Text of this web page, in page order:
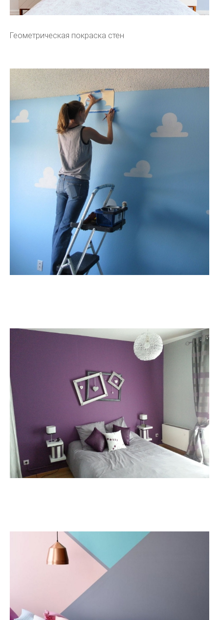
Геометрическая покраска стен